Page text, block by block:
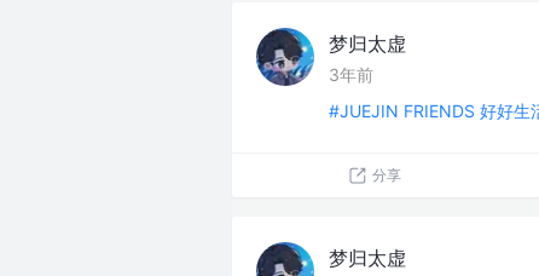
梦归太虚
3年前
#JUEJIN FRIENDS 好好生
分享
梦归太虚